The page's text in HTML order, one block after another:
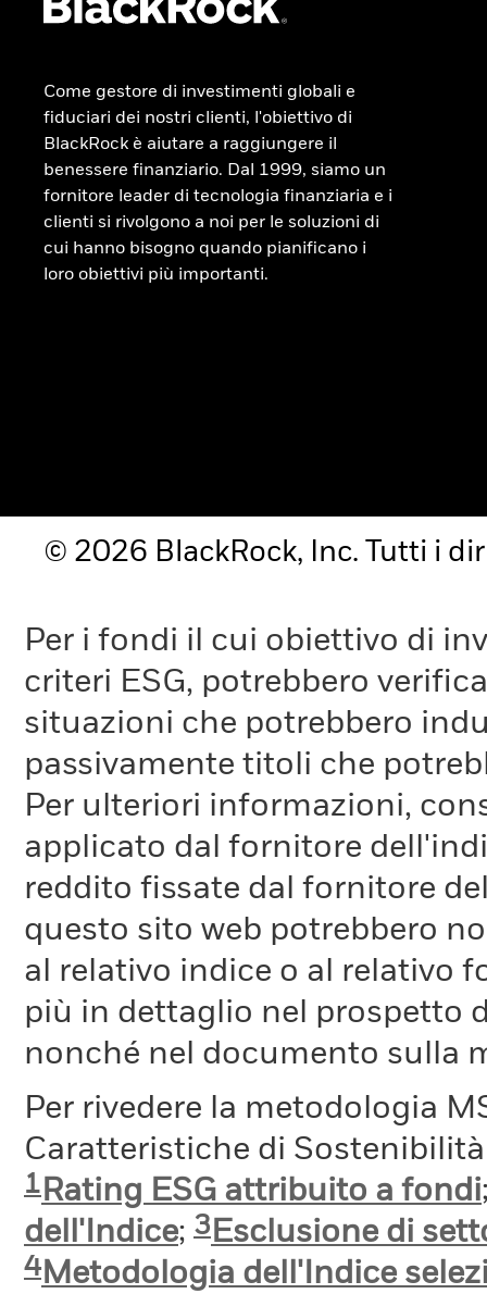
Come gestore di investimenti globali e
fiduciari dei nostri clienti, l'obiettivo di
BlackRock è aiutare a raggiungere il
benessere finanziario. Dal 1999, siamo un
fornitore leader di tecnologia finanziaria e i
clienti si rivolgono a noi per le soluzioni di
cui hanno bisogno quando pianificano i
loro obiettivi più importanti.
© 2026 BlackRock, Inc. Tutti i
Per i fondi il cui obiettivo di
criteri ESG, potrebbero
situazioni che potrebbero
passivamente titoli che
Per ulteriori informazioni,
applicato dal fornitore
reddito fissate dal fornitore
questo sito web potrebbero
al relativo indice o al relativo
più in dettaglio nel prospetto
nonché nel documento sulla
Per rivedere la metodologia
Caratteristiche di
1Rating ESG attribuito a fondi
dell'Indice; 3Esclusione di
4Metodologia dell'Indice